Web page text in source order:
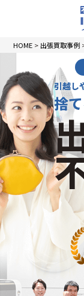
HOME > 出張買取事例
引越し
捨